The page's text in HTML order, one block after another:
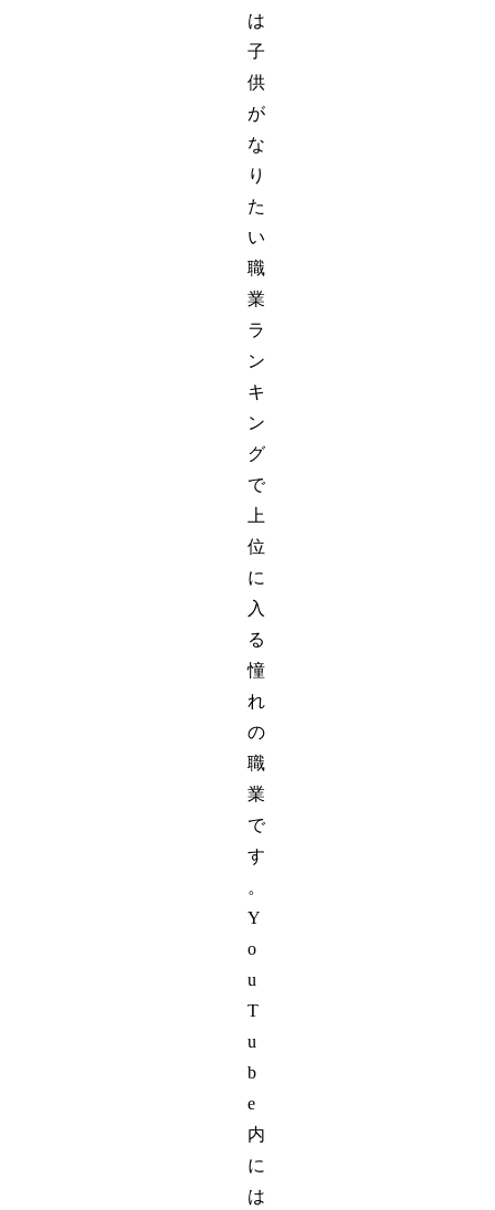
は
子
供
が
な
り
た
い
職
業
ラ
ン
キ
ン
グ
で
上
位
に
入
る
憧
れ
の
職
業
で
す
。
Y
o
u
T
u
b
e
内
に
は